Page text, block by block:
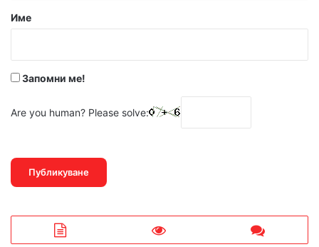
р
Име
Запомни ме!
Are you human? Please solve: